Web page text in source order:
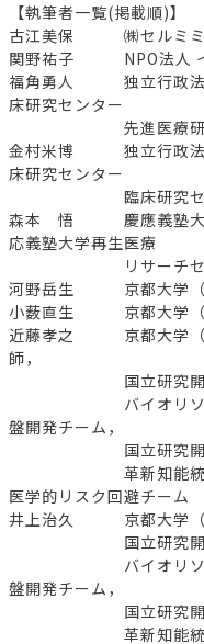
【執筆者一覧(掲載順)】
古江美保 ㈱セルミミ
関野祐子 NPO法人 イ
福角勇人 独立行政法人
床研究センター
先進医療研究開発
金村米博 独立行政法人
床研究センター
臨床研究セン
森本 悟 慶應義塾大学
応義塾大学再生医療
リサーチセンター
河野岳生 京都大学（
小薮直生 京都大学（
近藤孝之 京都大学（
師，
国立研究開発法
バイオリソース研
盤開発チーム，
国立研究開発法
革新知能統合研究
医学的リスク回避チーム
井上治久 京都大学（
国立研究開発法
バイオリソース研
盤開発チーム，
国立研究開発法
革新知能統合研究